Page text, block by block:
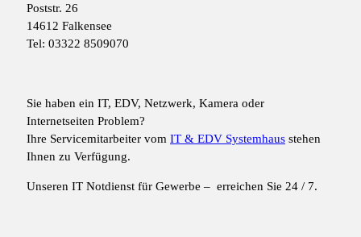
Poststr. 26
14612 Falkensee
Tel: 03322 8509070
Sie haben ein IT, EDV, Netzwerk, Kamera oder
Internetseiten Problem?
Ihre Servicemitarbeiter vom IT & EDV Systemhaus stehen
Ihnen zu Verfügung.
Unseren IT Notdienst für Gewerbe – erreichen Sie 24 / 7.